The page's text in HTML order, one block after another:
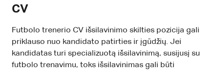
CV
Futbolo trenerio CV išsilavinimo skilties pozicija gali
priklauso nuo kandidato patirties ir įgūdžių. Jei
kandidatas turi specializuotą išsilavinimą, susijusį su
futbolo trenavimu, toks išsilavinimas gali būti